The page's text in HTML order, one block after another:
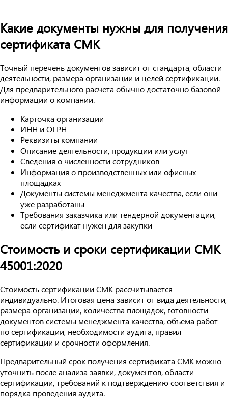
Какие документы нужны для получения
сертификата СМК
Точный перечень документов зависит от стандарта, области
деятельности, размера организации и целей сертификации.
Для предварительного расчета обычно достаточно базовой
информации о компании.
Карточка организации
ИНН и ОГРН
Реквизиты компании
Описание деятельности, продукции или услуг
Сведения о численности сотрудников
Информация о производственных или офисных
площадках
Документы системы менеджмента качества, если они
уже разработаны
Требования заказчика или тендерной документации,
если сертификат нужен для закупки
Стоимость и сроки сертификации СМК
45001:2020
Стоимость сертификации СМК рассчитывается
индивидуально. Итоговая цена зависит от вида деятельности,
размера организации, количества площадок, готовности
документов системы менеджмента качества, объема работ
по сертификации, необходимости аудита, правил
сертификации и срочности оформления.
Предварительный срок получения сертификата СМК можно
уточнить после анализа заявки, документов, области
сертификации, требований к подтверждению соответствия и
порядка проведения аудита.